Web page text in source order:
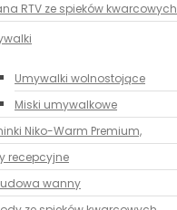
RTV ze spieków kwarcowych
Umywalki wolnostojące
Miski umywalkowe
Niko-Warm Premium,
recepcyjne
wanny